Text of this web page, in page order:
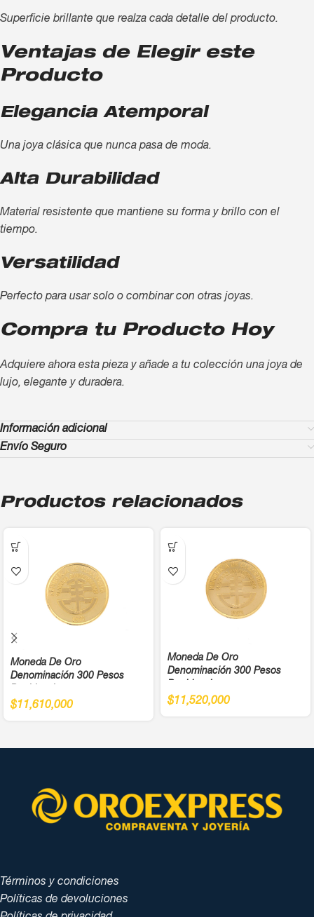
Superficie brillante que realza cada detalle del producto.
Ventajas de Elegir este
Producto
Elegancia Atemporal
Una joya clásica que nunca pasa de moda.
Alta Durabilidad
Material resistente que mantiene su forma y brillo con el
tiempo.
Versatilidad
Perfecto para usar solo o combinar con otras joyas.
Compra tu Producto Hoy
Adquiere ahora esta pieza y añade a tu colección una joya de
lujo, elegante y duradera.
Información adicional
Envío Seguro
Productos relacionados
Moneda De Oro
Denominación 300 Pesos
Panamericanos Año 1971 Cali
$11,610,000
Moneda De Oro
Denominación 300 Pesos
Panamericanos Año 1971 Cali
$11,520,000
Términos y condiciones
Políticas de devoluciones